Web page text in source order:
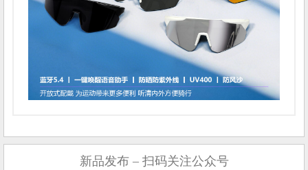
新品发布 – 扫码关注公众号